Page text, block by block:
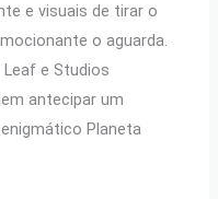
e visuais de tirar o
o aguarda.
e Studios
antecipar um
Planeta